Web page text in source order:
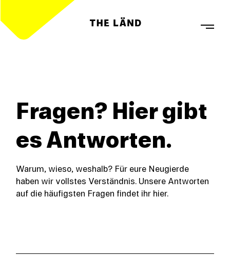
Fragen? Hier gibt
es Antworten.
Warum, wieso, weshalb? Für eure Neugierde
haben wir vollstes Verständnis. Unsere Antworten
auf die häufigsten Fragen findet ihr hier.